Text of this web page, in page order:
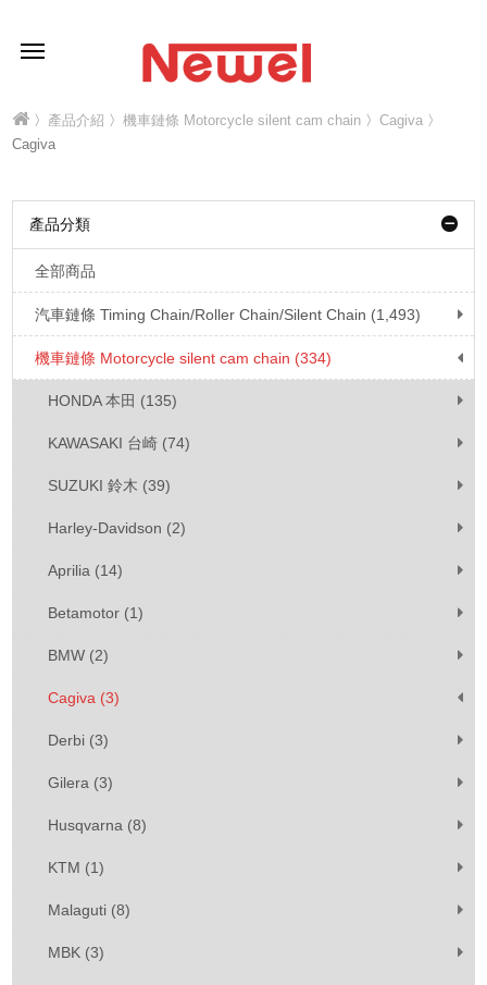
〉 產品介紹 〉機車鏈條 Motorcycle silent cam chain 〉Cagiva 〉
Cagiva
產品分類
全部商品
汽車鏈條 Timing Chain/Roller Chain/Silent Chain (1,493)
機車鏈條 Motorcycle silent cam chain (334)
HONDA 本田 (135)
KAWASAKI 台崎 (74)
SUZUKI 鈴木 (39)
Harley-Davidson (2)
Aprilia (14)
Betamotor (1)
BMW (2)
Cagiva (3)
Derbi (3)
Gilera (3)
Husqvarna (8)
KTM (1)
Malaguti (8)
MBK (3)